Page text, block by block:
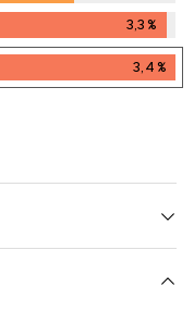
3,3%
3,4%